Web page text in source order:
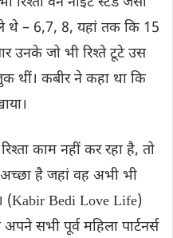
थे – 6,7, 8, यहां तक ​​कि 15
उनके जो भी रिश्‍ते टूटे उस
थीं। कबीर ने कहा था कि
काम नहीं कर रहा है, तो
है जहां वह अभी भी
(Kabir Bedi Love Life)
सभी पूर्व महिला पार्टनर्स